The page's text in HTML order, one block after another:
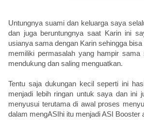
Untungnya suami dan keluarga saya
dan juga beruntungnya saat Karin ini
usianya sama dengan Karin sehingga
memiliki permasalah yang hampir
mendukung dan saling menguatkan.
Tentu saja dukungan kecil seperti ini
menjadi lebih ringan untuk saya dan ini
menyusui terutama di awal proses
dalam mengASIhi itu menjadi ASI Booster